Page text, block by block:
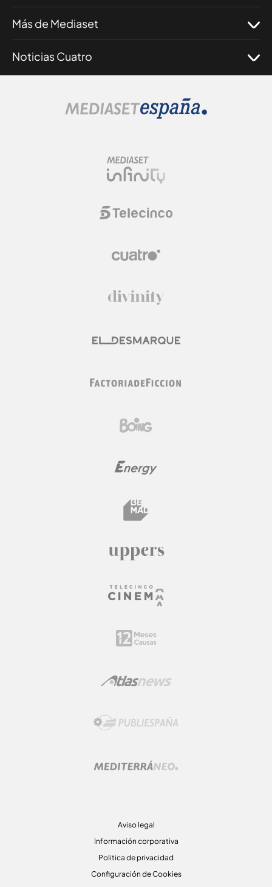
Más de Mediaset
Noticias Cuatro
Aviso legal
Información corporativa
Politica de privacidad
Configuración de Cookies